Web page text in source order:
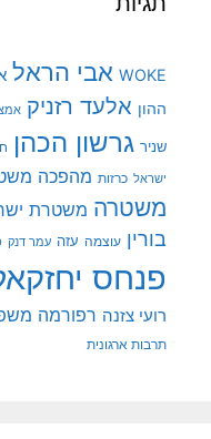
WOKE אבי הראל
ההון אלעד רזניק
שניר גרשון הכהן
ישראל כרזות מהפכה
משטרה משטרת
בורין עוצמה עזה עמר דנק
פנחס
רועי צזנה רפורמה
תרבות ארגונית